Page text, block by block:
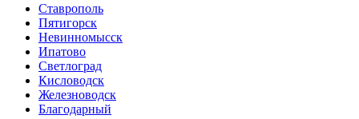
Ставрополь
Пятигорск
Невинномысск
Ипатово
Светлоград
Кисловодск
Железноводск
Благодарный